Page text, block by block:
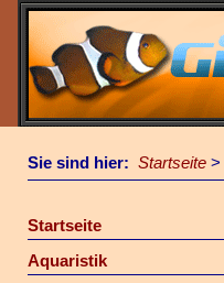
Sie sind hier: Startseite >
Startseite
Aquaristik